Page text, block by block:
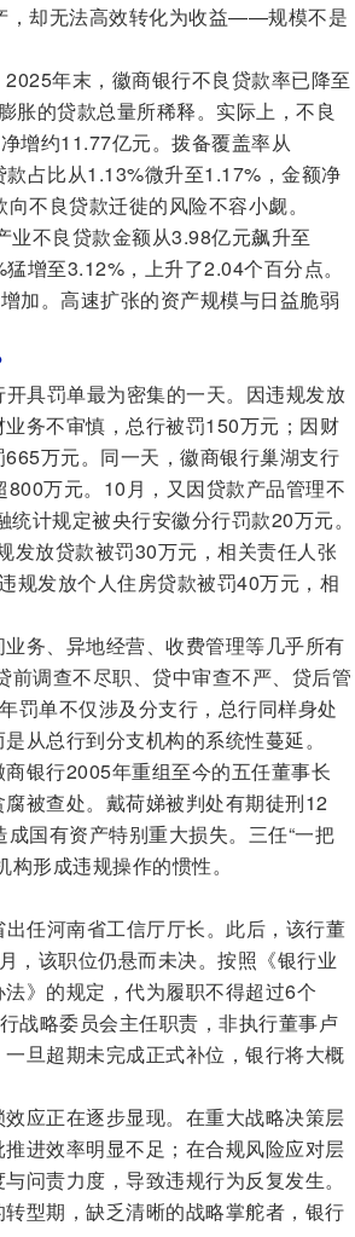
，却无法高效转化为收益——规模不是
年末，徽商银行不良贷款率已降至
胀的贷款总量所稀释。实际上，不良
增约11.77亿元。拨备覆盖率从
占比从1.13%微升至1.17%，金额净
不良贷款迁徙的风险不容小觑。
不良贷款金额从3.98亿元飙升至
增至3.12%，上升了2.04个百分点。
加。高速扩张的资产规模与日益脆弱
具罚单最为密集的一天。因违规发放
务不审慎，总行被罚150万元；因财
万元。同一天，徽商银行巢湖支行
万元。10月，又因贷款产品管理不
计规定被央行安徽分行罚款20万元。
发放贷款被罚30万元，相关责任人张
规发放个人住房贷款被罚40万元，相
务、异地经营、收费管理等几乎所有
前调查不尽职、贷中审查不严、贷后管
罚单不仅涉及分支行，总行同样身处
从总行到分支机构的系统性蔓延。
银行2005年重组至今的五任董事长
被查处。戴荷娣被判处有期徒刑12
国有资产特别重大损失。三任“一把
形成违规操作的惯性。
任河南省工信厅厅长。此后，该行董
，该职位仍悬而未决。按照《银行业
》的规定，代为履职不得超过6个
战略委员会主任职责，非执行董事卢
旦超期未完成正式补位，银行将大概
应正在逐步显现。在重大战略决策层
进效率明显不足；在合规风险应对层
问责力度，导致违规行为反复发生。
型期，缺乏清晰的战略掌舵者，银行